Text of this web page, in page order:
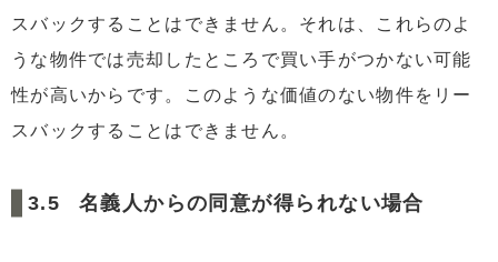
スバックすることはできません。それは、これらのよ
うな物件では売却したところで買い手がつかない可能
性が高いからです。このような価値のない物件をリー
スバックすることはできません。
名義人からの同意が得られない場合